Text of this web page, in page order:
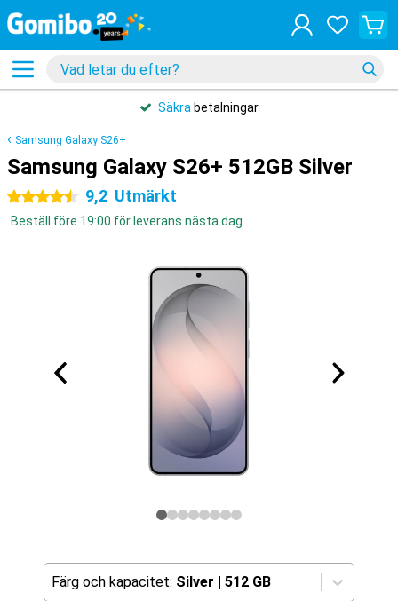
Säkra betalningar
Samsung Galaxy S26+
Samsung Galaxy S26+ 512GB Silver
4.5 stjärnor 9,2 Utmärkt
Beställ före 19:00 för leverans nästa dag
Färg och kapacitet: Silver | 512 GB